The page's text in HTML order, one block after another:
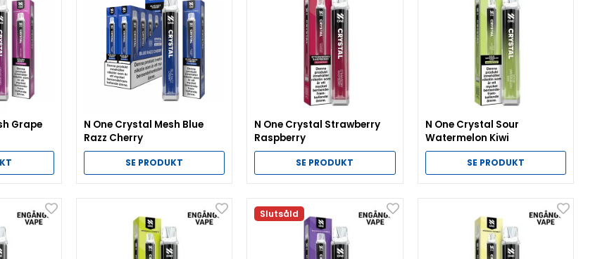
Grape
N One Crystal Mesh Blue
Razz Cherry
SE PRODUKT
N One Crystal Strawberry
Raspberry
SE PRODUKT
N One Crystal Sour
Watermelon Kiwi
SE PRODUKT
Slutsåld